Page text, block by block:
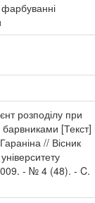
фарбуванні
розподілу при
[Текст]
// Вісник
- № 4 (48). - C.